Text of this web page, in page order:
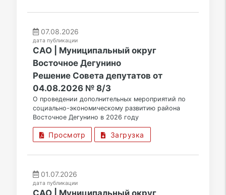
07.08.2026
дата публикации
САО | Муниципальный округ
Восточное Дегунино
Решение Совета депутатов от
04.08.2026 № 8/3
О проведении дополнительных мероприятий по
социально-экономическому развитию района
Восточное Дегунино в 2026 году
Просмотр Загрузка
01.07.2026
дата публикации